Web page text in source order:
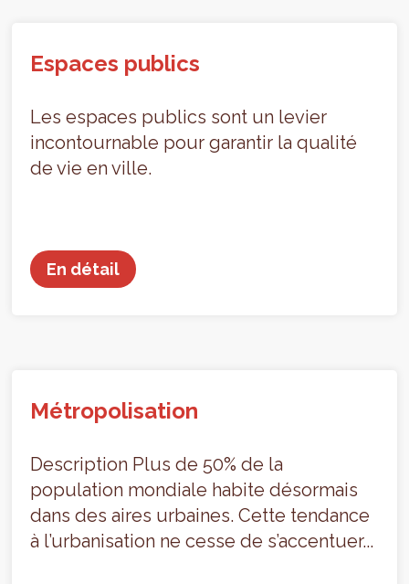
Espaces publics
Les espaces publics sont un levier
incontournable pour garantir la qualité
de vie en ville.
En détail
Métropolisation
Description Plus de 50% de la
population mondiale habite désormais
dans des aires urbaines. Cette tendance
à l’urbanisation ne cesse de s’accentuer...